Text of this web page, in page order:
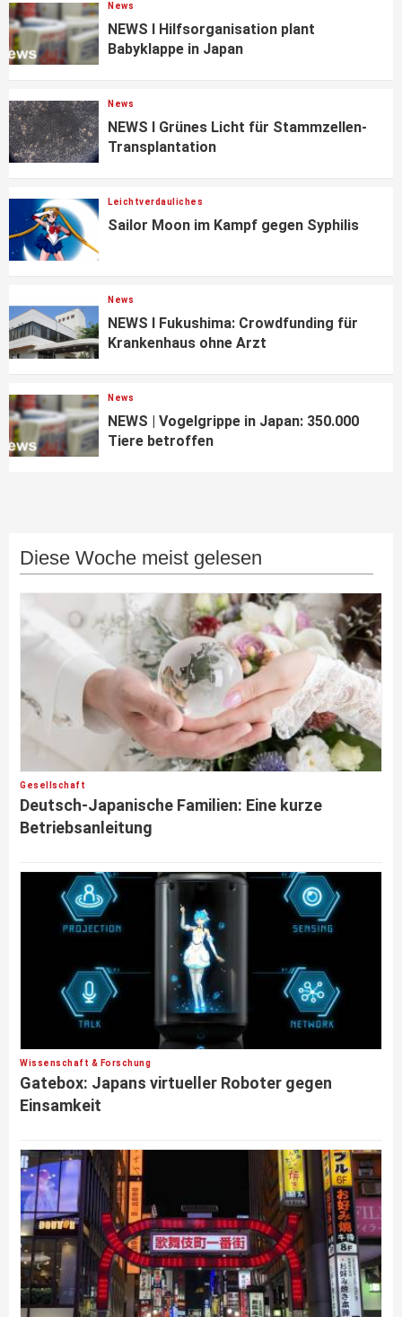
News
NEWS I Hilfsorganisation plant
Babyklappe in Japan
News
NEWS I Grünes Licht für Stammzellen-
Transplantation
Leichtverdauliches
Sailor Moon im Kampf gegen Syphilis
News
NEWS I Fukushima: Crowdfunding für
Krankenhaus ohne Arzt
News
NEWS | Vogelgrippe in Japan: 350.000
Tiere betroffen
Diese Woche meist gelesen
Gesellschaft
Deutsch-Japanische Familien: Eine kurze
Betriebsanleitung
Wissenschaft & Forschung
Gatebox: Japans virtueller Roboter gegen
Einsamkeit